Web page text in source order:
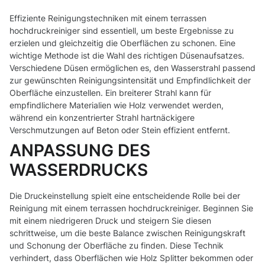
Effiziente Reinigungstechniken mit einem terrassen
hochdruckreiniger sind essentiell, um beste Ergebnisse zu
erzielen und gleichzeitig die Oberflächen zu schonen. Eine
wichtige Methode ist die Wahl des richtigen Düsenaufsatzes.
Verschiedene Düsen ermöglichen es, den Wasserstrahl passend
zur gewünschten Reinigungsintensität und Empfindlichkeit der
Oberfläche einzustellen. Ein breiterer Strahl kann für
empfindlichere Materialien wie Holz verwendet werden,
während ein konzentrierter Strahl hartnäckigere
Verschmutzungen auf Beton oder Stein effizient entfernt.
ANPASSUNG DES
WASSERDRUCKS
Die Druckeinstellung spielt eine entscheidende Rolle bei der
Reinigung mit einem terrassen hochdruckreiniger. Beginnen Sie
mit einem niedrigeren Druck und steigern Sie diesen
schrittweise, um die beste Balance zwischen Reinigungskraft
und Schonung der Oberfläche zu finden. Diese Technik
verhindert, dass Oberflächen wie Holz Splitter bekommen oder